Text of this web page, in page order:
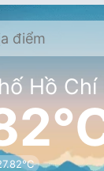
Hồ Chí